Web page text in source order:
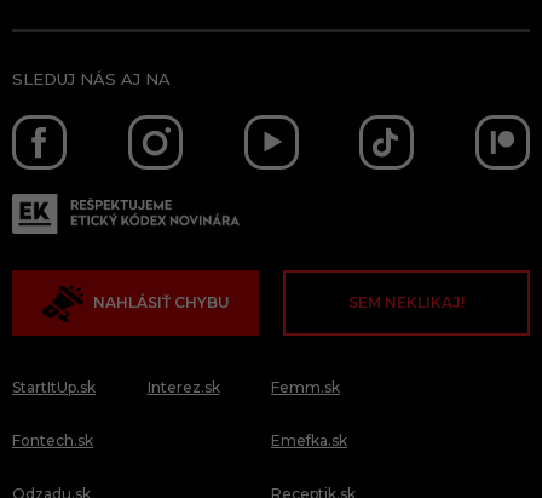
SLEDUJ NÁS AJ NA
NAHLÁSIŤ CHYBU SEM NEKLIKAJ!
StartItUp.sk
Fontech.sk
Odzadu.sk
Interez.sk Femm.sk
Emefka.sk
Receptik.sk